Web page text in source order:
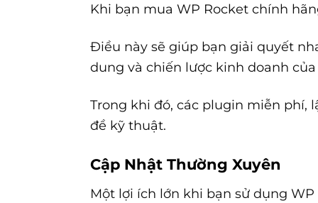
Khi bạn mua WP Rocket chính
Điều này sẽ giúp bạn giải quyết
dung và chiến lược kinh doanh
Trong khi đó, các plugin miễn phí,
đề kỹ thuật.
Cập Nhật Thường Xuyên
Một lợi ích lớn khi bạn sử dụng